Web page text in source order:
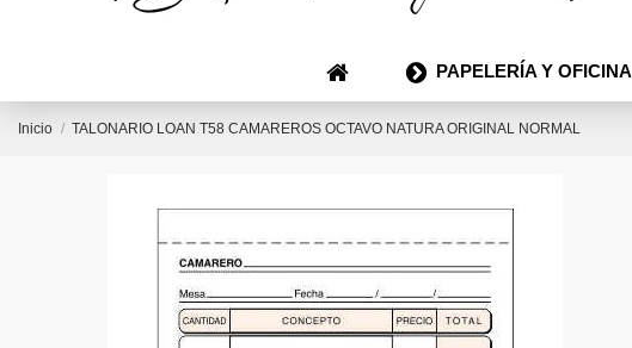
PAPELERÍA Y OFICINA
Inicio TALONARIO LOAN T58 CAMAREROS OCTAVO NATURA ORIGINAL NORMAL